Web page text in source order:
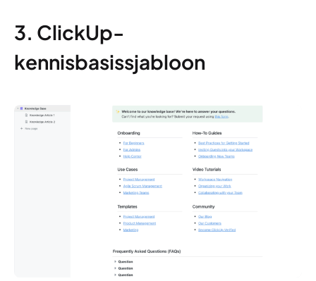
3. ClickUp-
kennisbasissjabloon